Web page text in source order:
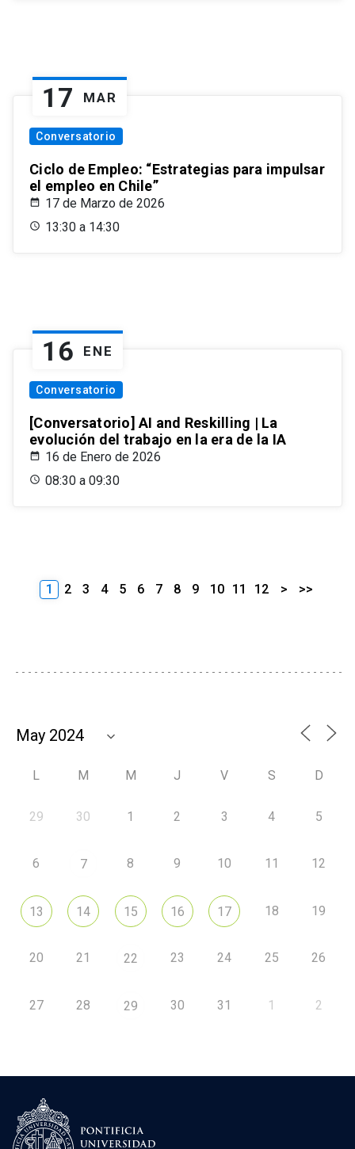
17 MAR
Conversatorio
Ciclo de Empleo: “Estrategias para impulsar
el empleo en Chile”
17 de Marzo de 2026
13:30 a 14:30
16 ENE
Conversatorio
[Conversatorio] AI and Reskilling | La
evolución del trabajo en la era de la IA
16 de Enero de 2026
08:30 a 09:30
1 2 3 4 5 6 7 8 9 10 11 12 > >>
L M M J V S D
29 30 1 2 3 4 5
6 7 8 9 10 11 12
13 14 15 16 17 18 19
20 21 22 23 24 25 26
27 28 29 30 31 1 2